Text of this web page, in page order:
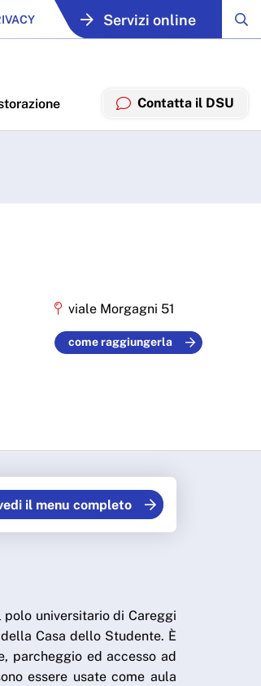
Servizi online
Contatta il DSU
viale Morgagni 51
come raggiungerla
il menu completo
universitario di Careggi
Casa dello Studente. È
parcheggio ed accesso ad
essere usate come aula